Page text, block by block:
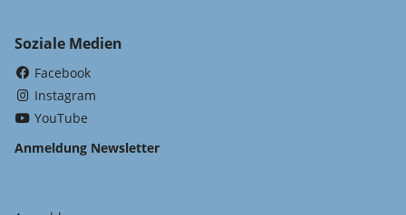
Soziale Medien
Facebook
Instagram
YouTube
Anmeldung Newsletter